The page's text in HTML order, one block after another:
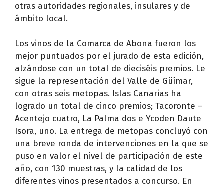
otras autoridades regionales, insulares y de
ámbito local.
Los vinos de la Comarca de Abona fueron los
mejor puntuados por el jurado de esta edición,
alzándose con un total de dieciséis premios. Le
sigue la representación del Valle de Güímar,
con otras seis metopas. Islas Canarias ha
logrado un total de cinco premios; Tacoronte –
Acentejo cuatro, La Palma dos e Ycoden Daute
Isora, uno. La entrega de metopas concluyó con
una breve ronda de intervenciones en la que se
puso en valor el nivel de participación de este
año, con 130 muestras, y la calidad de los
diferentes vinos presentados a concurso. En